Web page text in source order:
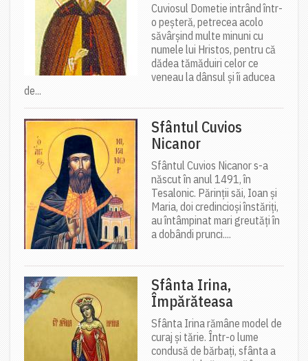
Cuviosul Dometie intrând într-
o peșteră, petrecea acolo
săvârșind multe minuni cu
numele lui Hristos, pentru că
dădea tămăduiri celor ce
veneau la dânsul și îi aducea
de...
Sfântul Cuvios
Nicanor
Sfântul Cuvios Nicanor s-a
născut în anul 1491, în
Tesalonic. Părinții săi, Ioan și
Maria, doi credincioși înstăriți,
au întâmpinat mari greutăți în
a dobândi prunci....
Sfânta Irina,
Împărăteasa
Sfânta Irina rămâne model de
curaj și tărie. Într-o lume
condusă de bărbați, sfânta a